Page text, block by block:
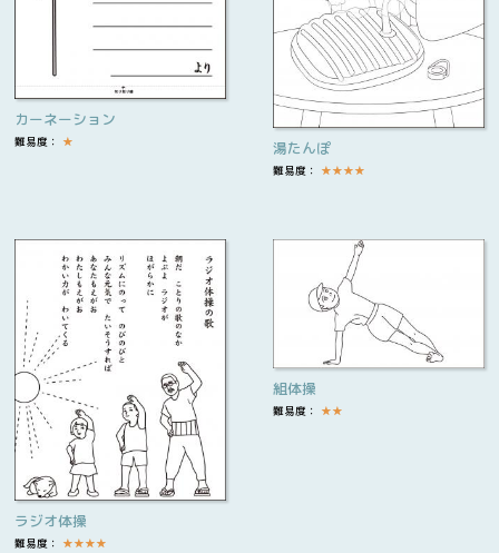
カーネーション
難易度： ★ 湯たんぽ
難易度： ★★★★
ラジオ体操
難易度： ★★★★
組体操
難易度： ★★